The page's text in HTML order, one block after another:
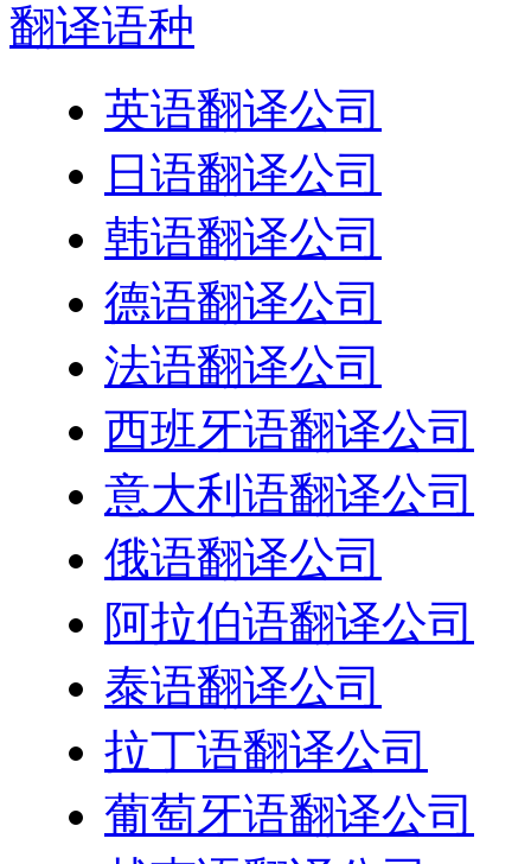
翻译语种
英语翻译公司
日语翻译公司
韩语翻译公司
德语翻译公司
法语翻译公司
西班牙语翻译公司
意大利语翻译公司
俄语翻译公司
阿拉伯语翻译公司
泰语翻译公司
拉丁语翻译公司
葡萄牙语翻译公司